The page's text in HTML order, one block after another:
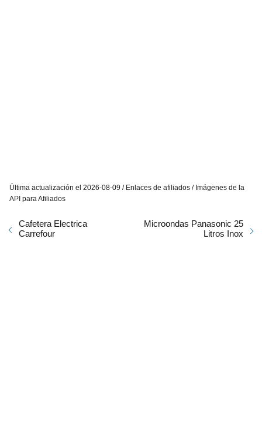
Última actualización el 2026-08-09 / Enlaces de afiliados / Imágenes de la
API para Afiliados
Cafetera Electrica
Carrefour
Microondas Panasonic 25
Litros Inox